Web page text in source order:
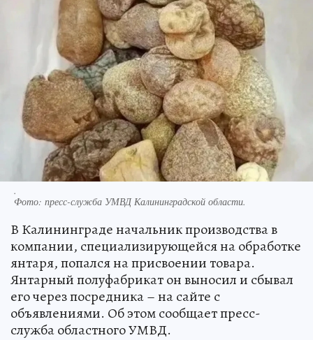
.
Фото: пресс-служба УМВД Калининградской области.
В Калининграде начальник производства в
компании, специализирующейся на обработке
янтаря, попался на присвоении товара.
Янтарный полуфабрикат он выносил и сбывал
его через посредника – на сайте с
объявлениями. Об этом сообщает пресс-
служба областного УМВД.